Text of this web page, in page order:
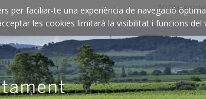
per faciliar-te una experiència de navegació
les cookies limitarà la visibilitat i funcions
ZOOM: